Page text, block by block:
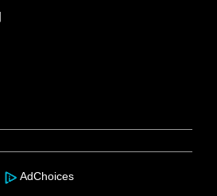
AdChoices